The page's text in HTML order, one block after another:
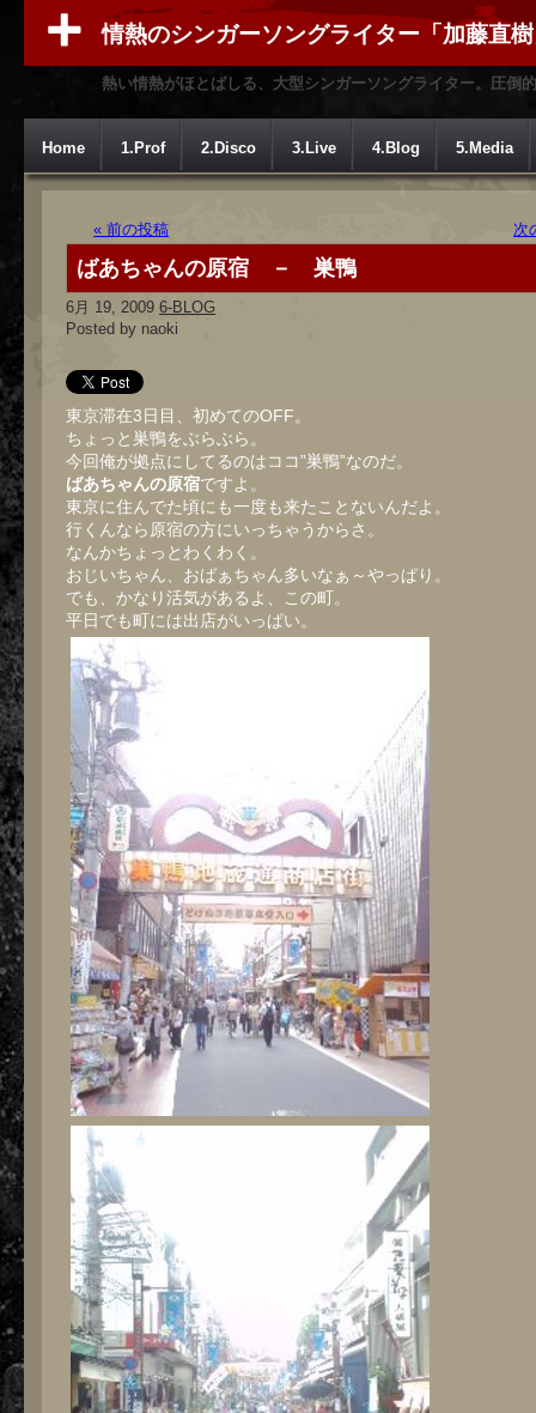
情熱のシンガーソングライター「加藤直
熱い情熱がほとばしる、大型シンガーソングライター。圧倒
Home 1.Prof 2.Disco 3.Live 4.Blog 5.Media
« 前の投稿 次
ばあちゃんの原宿 － 巣鴨
6月 19, 2009 6-BLOG
Posted by naoki
東京滞在3日目、初めてのOFF。
ちょっと巣鴨をぶらぶら。
今回俺が拠点にしてるのはココ”巣鴨”なのだ。
ばあちゃんの原宿ですよ。
東京に住んでた頃にも一度も来たことないんだよ。
行くんなら原宿の方にいっちゃうからさ。
なんかちょっとわくわく。
おじいちゃん、おばぁちゃん多いなぁ～やっぱり。
でも、かなり活気があるよ、この町。
平日でも町には出店がいっぱい。